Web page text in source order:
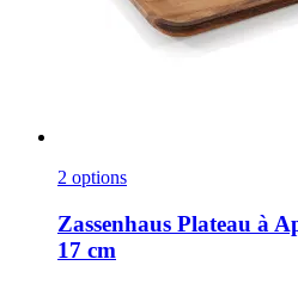
2 options
Zassenhaus Plateau à
17 cm